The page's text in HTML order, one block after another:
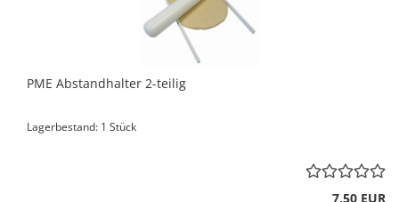
PME Abstandhalter 2-teilig
Lagerbestand: 1 Stück
7,50 EUR